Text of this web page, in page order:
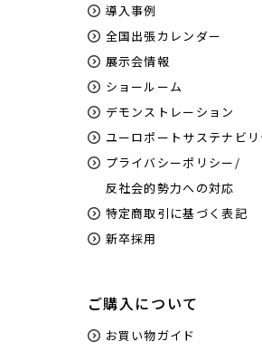
導入事例
全国出張カレンダー
展示会情報
ショールーム
デモンストレーション
ユーロポートサステナビリ
プライバシーポリシー/
反社会的勢力への対応
特定商取引に基づく表記
新卒採用
ご購入について
お買い物ガイド